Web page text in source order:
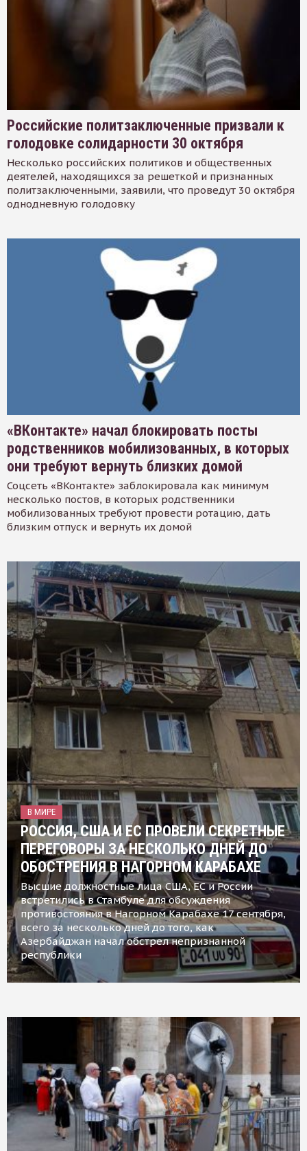
Российские политзаключенные призвали к
голодовке солидарности 30 октября
Несколько российских политиков и общественных
деятелей, находящихся за решеткой и признанных
политзаключенными, заявили, что проведут 30 октября
однодневную голодовку
«ВКонтакте» начал блокировать посты
родственников мобилизованных, в которых
они требуют вернуть близких домой
Соцсеть «ВКонтакте» заблокировала как минимум
несколько постов, в которых родственники
мобилизованных требуют провести ротацию, дать
близким отпуск и вернуть их домой
В МИРЕ
РОССИЯ, США И ЕС ПРОВЕЛИ СЕКРЕТНЫЕ
ПЕРЕГОВОРЫ ЗА НЕСКОЛЬКО ДНЕЙ ДО
ОБОСТРЕНИЯ В НАГОРНОМ КАРАБАХЕ
Высшие должностные лица США, ЕС и России
встретились в Стамбуле для обсуждения
противостояния в Нагорном Карабахе 17 сентября,
всего за несколько дней до того, как
Азербайджан начал обстрел непризнанной
республики